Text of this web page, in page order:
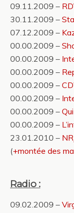
09.11.2009 –
30.11.2009 –
07.12.2009 –
00.00.2009 –
00.00.2009 –
00.00.2009 –
00.00.2009 –
00.00.2009 –
00.00.2009 –
00.00.2009 –
23.01.2010 –
(+montée des
Radio :
09.02.2009 –